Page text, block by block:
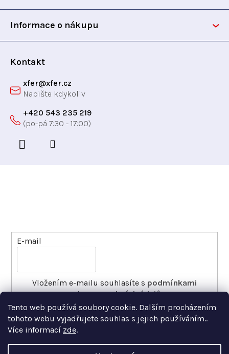
Tento web používá soubory cookie. Dalším procházením
tohoto webu vyjadřujete souhlas s jejich používáním..
Více informací zde.
Informace o nákupu
Kontakt
xfer@xfer.cz
+420 543 235 219
E-mail
Vložením e-mailu souhlasíte s podmínkami
ochrany osobních údajů
PŘIHLÁSIT SE